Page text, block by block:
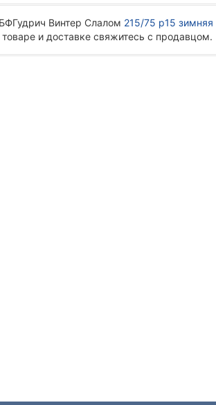
Винтер Слалом 215/75 р15 зимняя
и доставке свяжитесь с продавцом.